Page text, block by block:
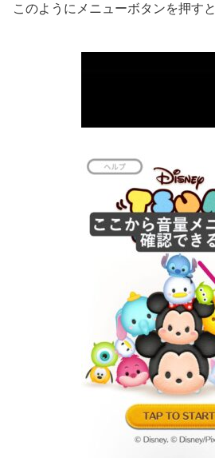
このようにメニューボタンを押すと